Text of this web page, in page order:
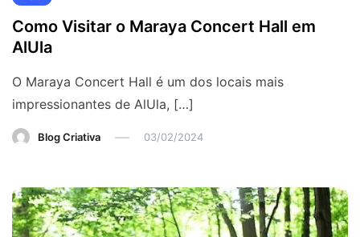
Como Visitar o Maraya Concert Hall em
AlUla
O Maraya Concert Hall é um dos locais mais
impressionantes de AlUla, […]
Blog Criativa 03/02/2024